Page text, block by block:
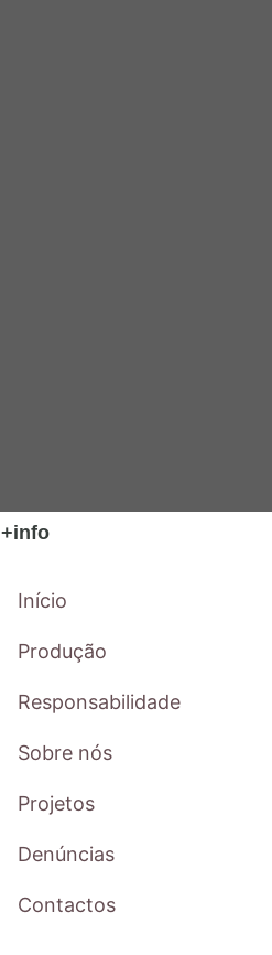
+info
Início
Produção
Responsabilidade
Sobre nós
Projetos
Denúncias
Contactos